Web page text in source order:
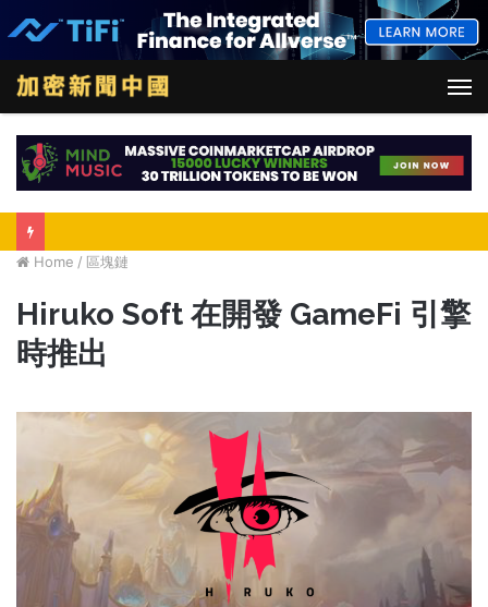
Home / 區塊鏈
Hiruko Soft 在開發 GameFi 引擎
時推出